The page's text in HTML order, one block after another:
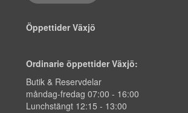
Öppettider Växjö
Ordinarie öppettider Växjö:
Butik & Reservdelar
måndag-fredag 07:00- 16:00
Lunchstängt 12:15 - 13:00